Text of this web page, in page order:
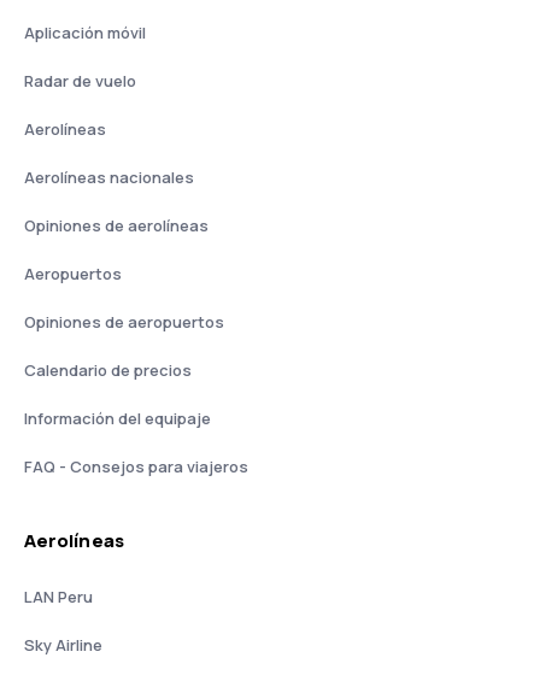
Aplicación móvil
Radar de vuelo
Aerolíneas
Aerolíneas nacionales
Opiniones de aerolíneas
Aeropuertos
Opiniones de aeropuertos
Calendario de precios
Información del equipaje
FAQ - Consejos para viajeros
Aerolíneas
LAN Peru
Sky Airline